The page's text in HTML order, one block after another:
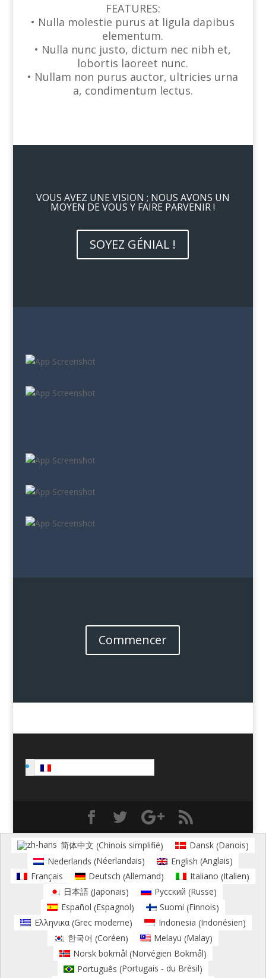
FEATURES:
• Nulla molestie purus at ligula dapibus
elementum.
• Nulla nunc justo, dictum nec nibh et,
lobortis laoreet nunc.
• Nullam non purus auctor, ultricies urna
a, condimentum lectus.
VOUS AVEZ UNE VISION ; NOUS AVONS UN
MOYEN DE VOUS Y FAIRE PARVENIR !
SOYEZ GÉNIAL !
Commencer
简体中文 (Chinois simplifié) Dansk(Danois)
Nederlands (Néerlandais) English (Anglais)
Français
Deutsch (Allemand) Italiano (Italien)
日本語(Japonais) Русский (Russe)
Español (Espagnol) Suomi (Finnois)
Ελληνικα (Grec moderne) Indonesia (Indonésien)
한국어 (Coréen) Melayu (Malay)
Norsk bokmål (Norvégien Bokmål)
Português (Portugais - du Brésil)